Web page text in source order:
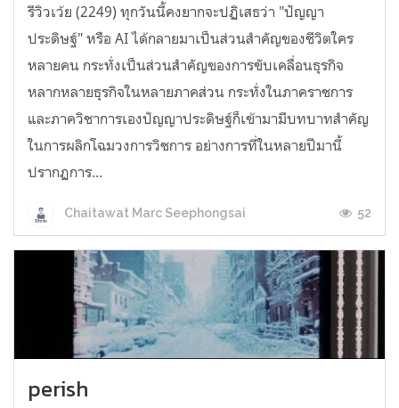
รีวิวเว้ย (2249) ทุกวันนี้คงยากจะปฏิเสธว่า "ปัญญา
ประดิษฐ์" หรือ AI ได้กลายมาเป็นส่วนสำคัญของชีวิตใคร
หลายคน กระทั่งเป็นส่วนสำคัญของการขับเคลื่อนธุรกิจ
หลากหลายธุรกิจในหลายภาคส่วน กระทั่งในภาคราชการ
และภาควิชาการเองปัญญาประดิษฐ์ก็เข้ามามีบทบาทสำคัญ
ในการผลิกโฉมวงการวิชการ อย่างการที่ในหลายปีมานี้
ปรากฏการ...
Chaitawat Marc Seephongsai 52
perish